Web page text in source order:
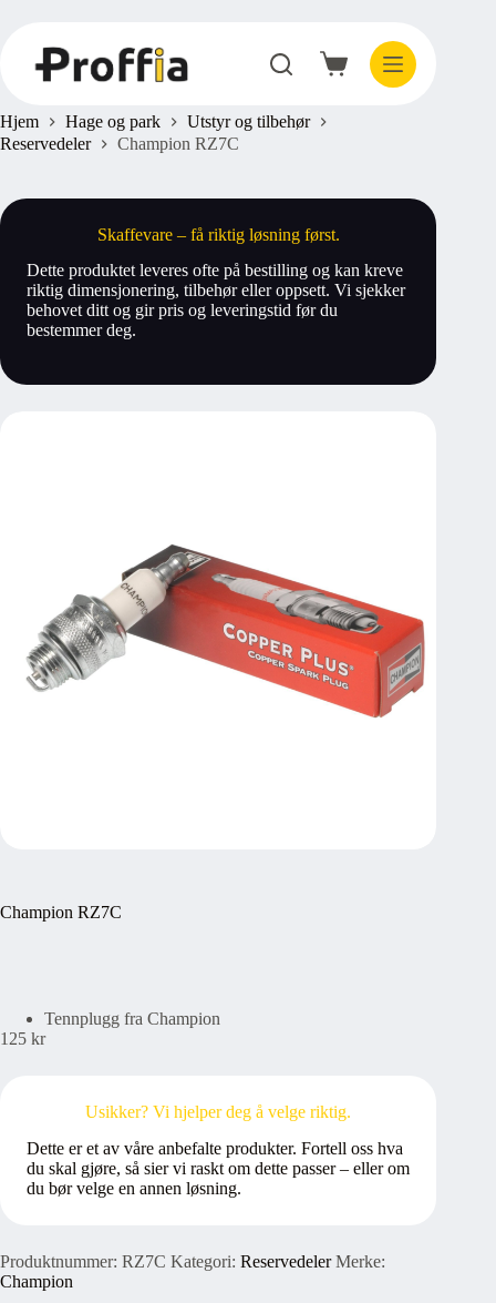
innholdet
Handlekurv
Hjem Hage og park
Utstyr og tilbehør
Reservedeler
Champion RZ7C
Skaffevare – få riktig løsning først.
Dette produktet leveres ofte på bestilling og kan kreve
riktig dimensjonering, tilbehør eller oppsett. Vi sjekker
behovet ditt og gir pris og leveringstid før du
bestemmer deg.
Champion RZ7C
Tennplugg fra Champion
125 kr
Usikker? Vi hjelper deg å velge riktig.
Dette er et av våre anbefalte produkter. Fortell oss hva
du skal gjøre, så sier vi raskt om dette passer – eller om
du bør velge en annen løsning.
Produktnummer: RZ7C Kategori: Reservedeler Merke:
Champion